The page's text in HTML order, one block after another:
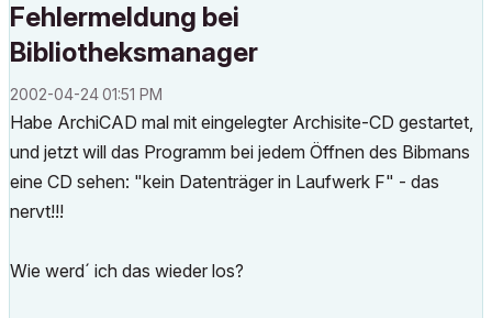
Fehlermeldung bei
Bibliotheksmanager
‎2002-04-2401:51 PM
Habe ArchiCAD mal mit eingelegter Archisite-CD gestartet,
und jetzt will das Programm bei jedem Öffnen des Bibmans
eine CD sehen: "kein Datenträger in Laufwerk F" - das
nervt!!!
Wie werd´ ich das wieder los?